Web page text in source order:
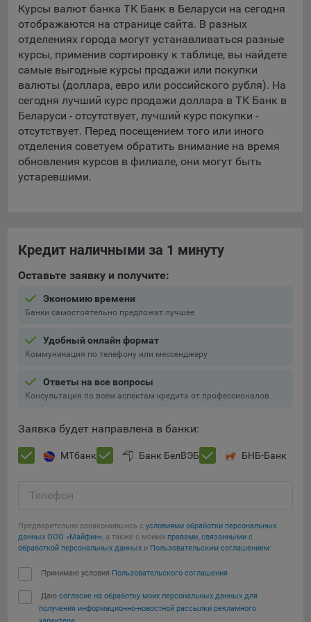
5.4. Создание и предоставление персонализированной
рекламы пользователю.
9.1. Технические (обязательные) файлы cookie, например,
применяемые при регистрации либо входе в систему, или
для оставления отзыва либо комментария. Данные файлы
cookie используются в целях обеспечения корректной
работы сайтов и полноценного использования его
функционала пользователем, не могут быть отключены в
системах. Вместе с тем, пользователь может настроить
браузер, чтобы он блокировал такие файлы сookie или
уведомлял пользователя об их использовании — но в таком
используются для обеспечения работы некоторых
предпочтений пользователя, в том числе имени
повторных прохождений опросов пользователями.
пользователей с сайтом.
9.3. Файлы cookie предпочтений, например, для настройки
выборе пользователя на сайте и его предпочтениях и
настройках для того, чтобы соответствующим образом
настраивать сайт.
собирают информацию о том, как пользователь
улучшения.
сайта Общества посещаются чаще всего, помогают
сайта, а также позволяют оценить эффективность
рекламы. Благодаря этому у Общества есть возможность
Сохранить мои изменения
Сохранить по умолчанию
Курсы валют банка ТК Банк в Беларуси на сегодня
отображаются на странице сайта. В разных
отделениях города могут устанавливаться разные
курсы, применив сортировку к таблице, вы найдете
самые выгодные курсы продажи или покупки
валюты (доллара, евро или российского рубля). На
сегодня лучший курс продажи доллара в ТК Банк в
Беларуси - отсутствует, лучший курс покупки -
отсутствует. Перед посещением того или иного
отделения советуем обратить внимание на время
обновления курсов в филиале, они могут быть
устаревшими.
Кредит наличными за 1 минуту
Оставьте заявку и получите:
Экономию времени
Банки самостоятельно предложат лучшее
Удобный онлайн формат
Коммуникация по телефону или мессенджеру
Ответы на все вопросы
Консультация по всем аспектам кредита от профессионалов
Заявка будет направлена в банки:
МТбанк Банк БелВЭБ БНБ-Банк
Телефон
Предварительно ознакомившись с условиями обработки персональных
данных ООО «Майфин», а также с моими правами, связанными с
обработкой персональных данных и Пользовательским соглашением:
Принимаю условия Пользовательского соглашения
Даю согласие на обработку моих персональных данных для
получения информационно-новостной рассылки рекламного